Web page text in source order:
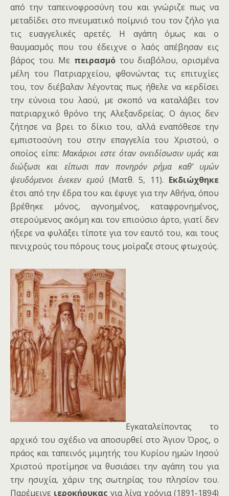
από την ταπεινοφροσύνη του και γνώριζε πως να
μεταδίδει στο πνευματικό ποίμνιό του τον ζήλο για
τις ευαγγελικές αρετές. Η αγάπη όμως και ο
θαυμασμός που του έδειχνε ο λαός απέβησαν εις
βάρος του. Με πειρασμό του διαβόλου, ορισμένα
μέλη του Πατριαρχείου, φθονώντας τις επιτυχίες
του, τον διέβαλαν λέγοντας πως ήθελε να κερδίσει
την εύνοια του λαού, με σκοπό να καταλάβει τον
πατριαρχικό θρόνο της Αλεξανδρείας. Ο άγιος δεν
ζήτησε να βρει το δίκιο του, αλλά εναπόθεσε την
εμπιστοσύνη του στην επαγγελία του Χριστού, ο
οποίος είπε:Μακάριοι εστε όταν ονειδίσωσιν υμάς και
διώξωσι και είπωσι παν πονηρόν ρήμα καθ’ υμών
ψευδόμενοι ένεκεν εμού (Ματθ. 5, 11). Εκδιώχθηκε
έτσι από την έδρα του και έφυγε για την Αθήνα, όπου
βρέθηκε μόνος, αγνοημένος, καταφρονημένος,
στερούμενος ακόμη και τον επιούσιο άρτο, γιατί δεν
ήξερε να φυλάξει τίποτε για τον εαυτό του, και τους
πενιχρούς του πόρους τους μοίραζε στους φτωχούς.
Εγκαταλείποντας το
αρχικό του σχέδιο να αποσυρθεί στο Άγιον Όρος, ο
πράος και ταπεινός μιμητής του Κυρίου ημών Ιησού
Χριστού προτίμησε να θυσιάσει την αγάπη του για
την ησυχία, χάριν της σωτηρίας του πλησίον του.
Παρέμεινε ιεροκήρυκας για λίγα χρόνια (1891-1894)